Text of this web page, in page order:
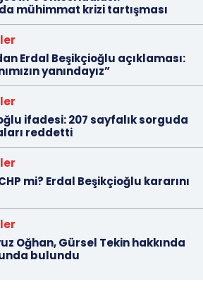
mühimmat krizi tartışması
Erdal Beşikçioğlu açıklaması:
yanındayız”
ifadesi: 207 sayfalık sorguda
reddetti
mi? Erdal Beşikçioğlu kararını
Oğhan, Gürsel Tekin hakkında
bulundu